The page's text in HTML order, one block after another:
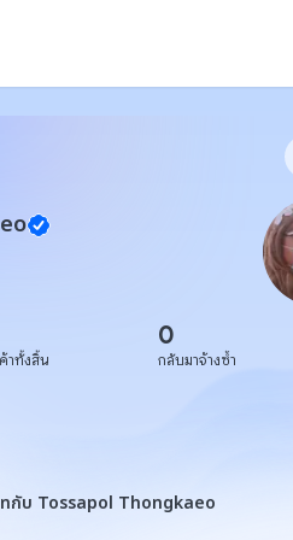
าทั้งสิ้น
0
กลับมาจ้างซ้ำ
Thongkaeo
กับ Tossapol Thongkaeo